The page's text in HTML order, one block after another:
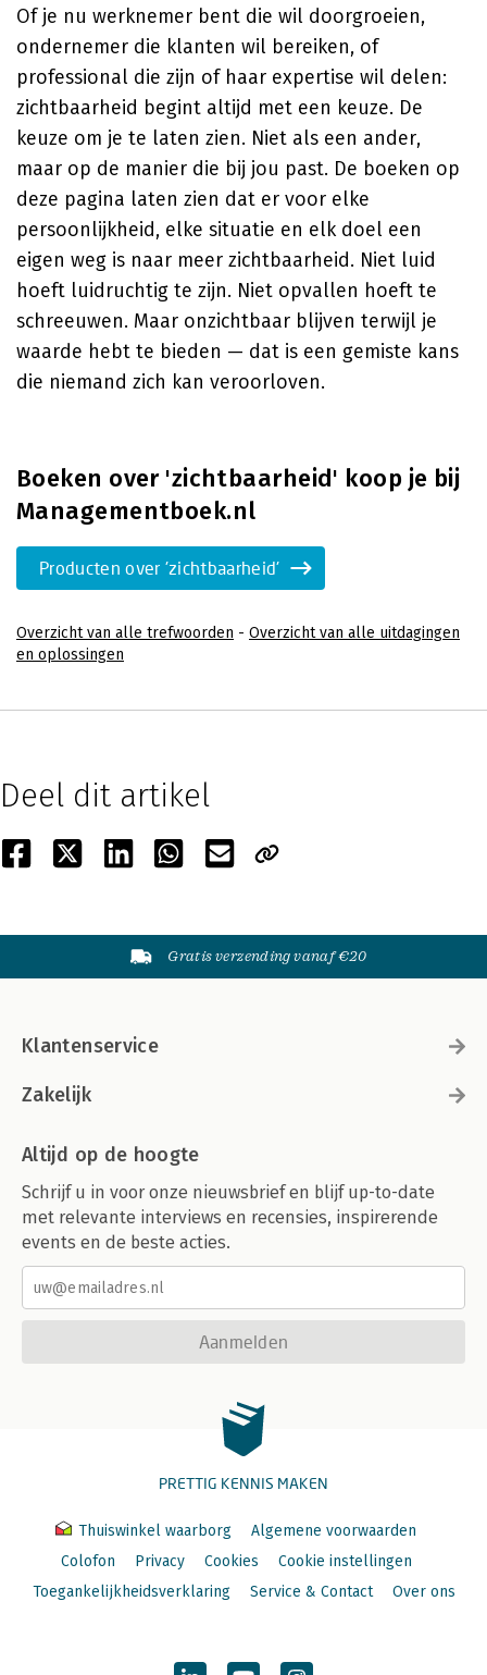
Of je nu werknemer bent die wil doorgroeien,
ondernemer die klanten wil bereiken, of
professional die zijn of haar expertise wil delen:
zichtbaarheid begint altijd met een keuze. De
keuze om je te laten zien. Niet als een ander,
maar op de manier die bij jou past. De boeken op
deze pagina laten zien dat er voor elke
persoonlijkheid, elke situatie en elk doel een
eigen weg is naar meer zichtbaarheid. Niet luid
hoeft luidruchtig te zijn. Niet opvallen hoeft te
schreeuwen. Maar onzichtbaar blijven terwijl je
waarde hebt te bieden — dat is een gemiste kans
die niemand zich kan veroorloven.
Boeken over 'zichtbaarheid' koop je bij
Managementboek.nl
Producten over 'zichtbaarheid'
Overzicht van alle trefwoorden - Overzicht van alle uitdagingen
en oplossingen
Deel dit artikel
Gratis verzending vanaf €20
Klantenservice
Zakelijk
Altijd op de hoogte
Schrijf u in voor onze nieuwsbrief en blijf up-to-date
met relevante interviews en recensies, inspirerende
events en de beste acties.
Aanmelden
PRETTIG KENNIS MAKEN
Thuiswinkel waarborg
Algemene voorwaarden
Colofon
Privacy Cookies
Cookie instellingen
Toegankelijkheidsverklaring
Service & Contact Over ons